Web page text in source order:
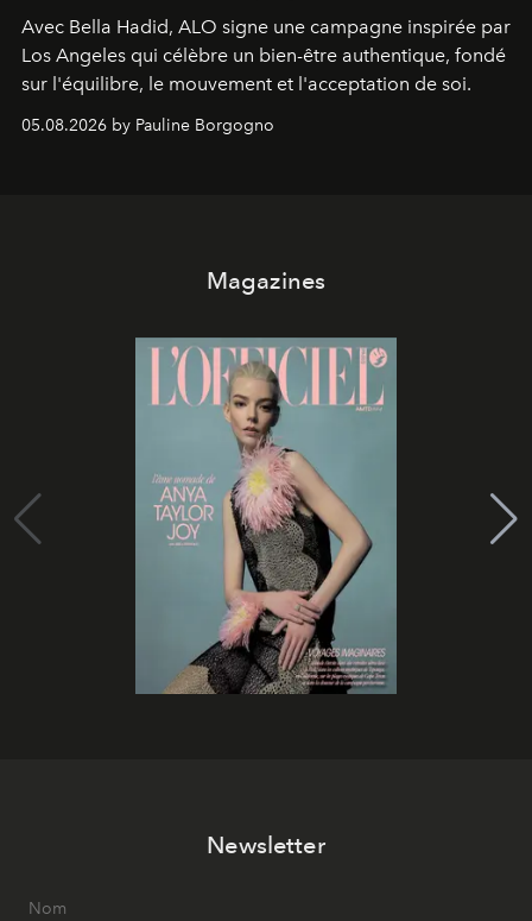
Avec Bella Hadid, ALO signe une campagne inspirée par
Los Angeles qui célèbre un bien-être authentique, fondé
sur l'équilibre, le mouvement et l'acceptation de soi.
05.08.2026 by Pauline Borgogno
Magazines
Newsletter